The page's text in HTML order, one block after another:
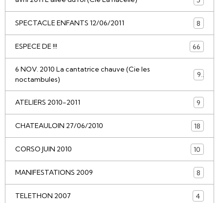
SPECTACLE ENFANTS 12/06/2011 8
ESPECE DE !!! 66
6 NOV. 2010 La cantatrice chauve (Cie les
noctambules)
9
ATELIERS 2010-2011 9
CHATEAULOIN 27/06/2010 18
CORSO JUIN 2010 10
MANIFESTATIONS 2009 8
TELETHON 2007 4